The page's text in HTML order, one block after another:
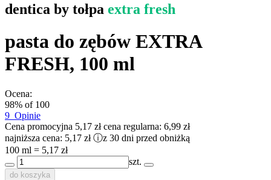
dentica by tołpa extra fresh
pasta do zębów EXTRA
FRESH, 100 ml
Ocena:
98% of 100
9 Opinie
Cena promocyjna 5,17 zł cena regularna: 6,99 zł
najniższa cena: 5,17 zł ⓘz 30 dni przed obniżką
100 ml = 5,17 zł
szt.
do koszyka